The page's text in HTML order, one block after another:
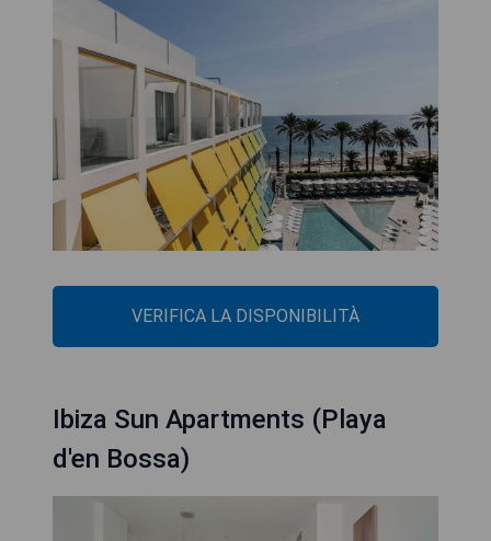
VERIFICA LA DISPONIBILITÀ
Ibiza Sun Apartments (Playa
d'en Bossa)